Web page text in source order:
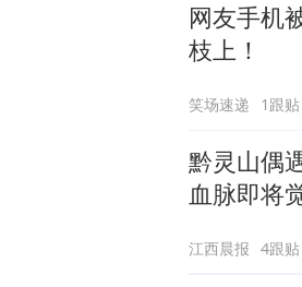
网友手机
枝上！
笑场速递 1跟贴
黔灵山偶
血脉即将
江西晨报 4跟贴